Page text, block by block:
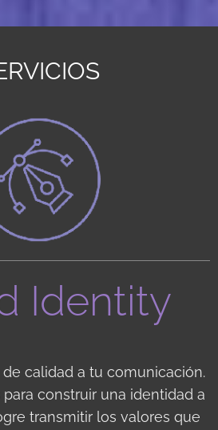
Identity
calidad a tu comunicación.
construir una identidad a
transmitir los valores que